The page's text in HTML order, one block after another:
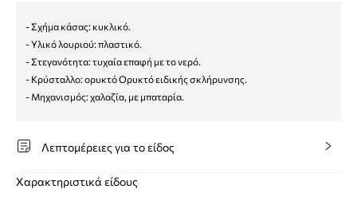
- Σχήμα κάσας: κυκλικό.
- Υλικό λουριού: πλαστικό.
- Στεγανότητα: τυχαία επαφή με το νερό.
- Κρύσταλλο: ορυκτό Ορυκτό ειδικής σκλήρυνσης.
- Μηχανισμός: χαλαζία, με μπαταρία.
Λεπτομέρειες για το είδος
Χαρακτηριστικά είδους